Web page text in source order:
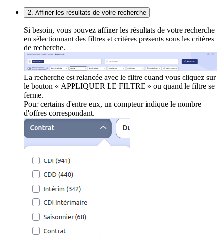
2. Affiner les résultats de votre recherche
Si besoin, vous pouvez affiner les résultats de votre recherche
en sélectionnant des filtres et critères présents sous les critères
de recherche.
La recherche est relancée avec le filtre quand vous cliquez sur
le bouton « APPLIQUER LE FILTRE » ou quand le filtre se
ferme.
Pour certains d'entre eux, un compteur indique le nombre
d'offres correspondant.